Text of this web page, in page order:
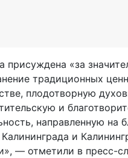
присуждена «за
традиционных
плодотворную
и
направленную на
и
— отметили в пресс-